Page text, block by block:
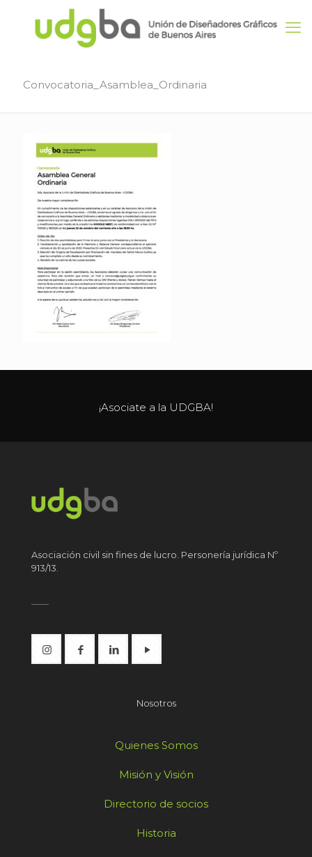
Convocatoria_Asamblea_Ordinaria
¡Asociate a la UDGBA!
Asociación civil sin fines de lucro. Personería jurídica Nº
913/13.
Nosotros
Quienes Somos
Misión y Visión
Directorio de socios
Historia